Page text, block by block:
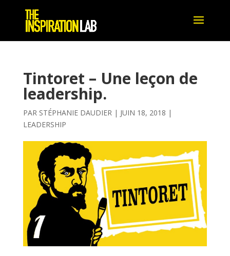
Tintoret – Une leçon de
leadership.
PAR STÉPHANIE DAUDIER| JUIN 18, 2018 |
LEADERSHIP